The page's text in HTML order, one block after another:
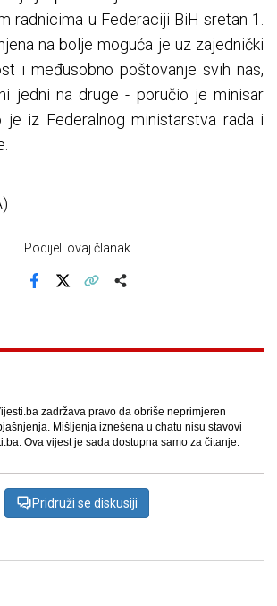
radnicima u Federaciji BiH sretan 1.
na bolje moguća je uz zajednički
i međusobno poštovanje svih nas,
jedni na druge - poručio je minisar
je iz Federalnog ministarstva rada i
Podijeli ovaj članak
zadržava pravo da obriše neprimjeren
Mišljenja iznešena u chatu nisu stavovi
Ova vijest je sada dostupna samo za čitanje.
Pridruži se diskusiji